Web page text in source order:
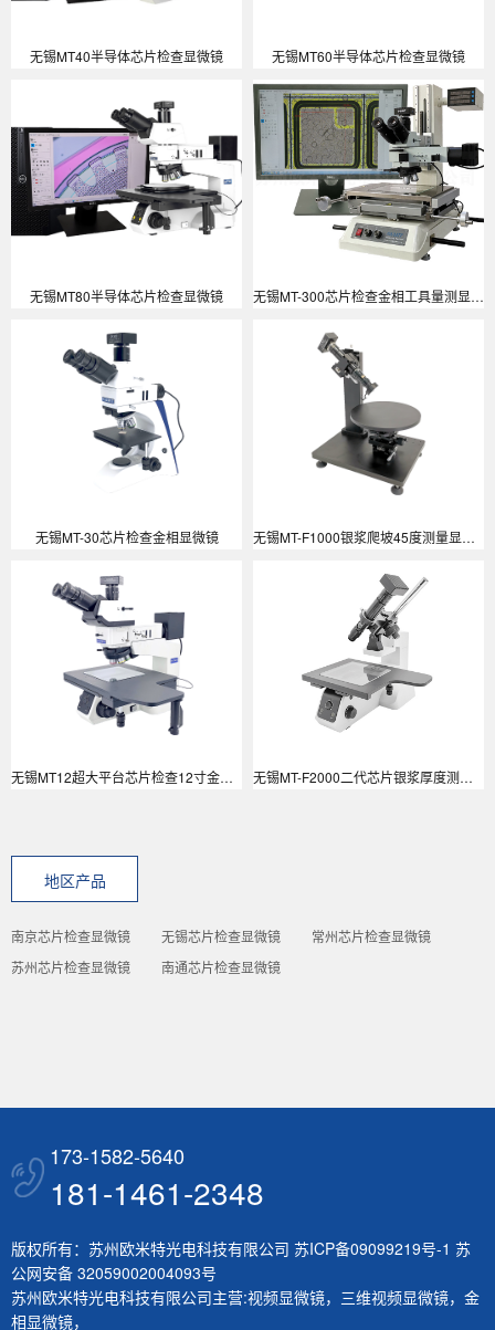
无锡MT40半导体芯片检查显微镜 无锡MT60半导体芯片检查显微镜
无锡MT80半导体芯片检查显微镜 无锡MT-300芯片检查金相工具量测显微镜
无锡MT-30芯片检查金相显微镜 无锡MT-F1000银浆爬坡45度测量显微镜
无锡MT12超大平台芯片检查12寸金相显微镜 无锡MT-F2000二代芯片银浆厚度测量仪/银浆爬坡检测仪/芯片银浆厚度测量仪/银浆Silver Paste高度测试仪/银浆爬坡45度测量显微镜/银浆高度测量系统/银浆爬坡检测仪/斜视测量仪
地区产品
南京芯片检查显微镜 无锡芯片检查显微镜
常州芯片检查显微镜
苏州芯片检查显微镜
南通芯片检查显微镜
173-1582-5640
181-1461-2348
版权所有：苏州欧米特光电科技有限公司 苏ICP备09099219号-1 苏
公网安备 32059002004093号
苏州欧米特光电科技有限公司主营:视频显微镜， 三维视频显微镜， 金
相显微镜，